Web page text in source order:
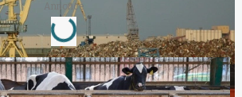
Annonce
Loading...